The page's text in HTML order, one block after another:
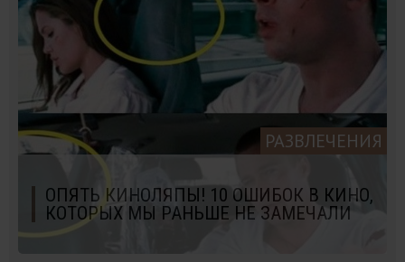
РАЗВЛЕЧЕНИЯ
ОПЯТЬ КИНОЛЯПЫ! 10 ОШИБОК В КИНО,
КОТОРЫХ МЫ РАНЬШЕ НЕ ЗАМЕЧАЛИ